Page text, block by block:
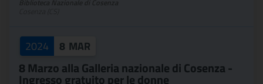
2024 8 MAR
8 Marzo alla Galleria nazionale di Cosenza -
Ingresso gratuito per le donne